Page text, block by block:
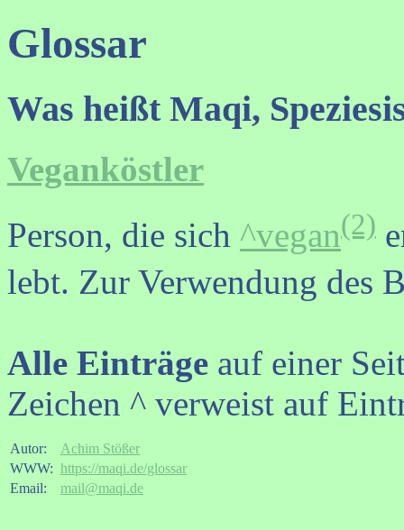
Glossar
Was heißt Maqi,
Veganköstler
Person, die sich ^vegan(2)
lebt. Zur Verwendung des
Alle Einträge auf einer
Zeichen ^ verweist auf
Autor:
Achim Stößer
WWW: https://maqi.de/glossar
Email:
mail@maqi.de